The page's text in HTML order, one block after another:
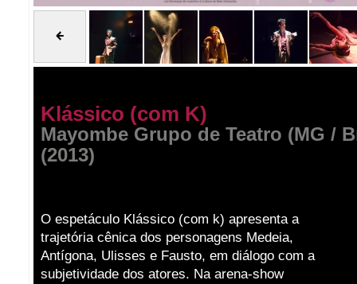
Klássico (com K)
Mayombe Grupo de Teatro (MG /
(2013)
O espetáculo Klássico (com k) apresenta a
trajetória cênica dos personagens Medeia,
Antígona, Ulisses e Fausto, em diálogo com a
subjetividade dos atores. Na arena-show